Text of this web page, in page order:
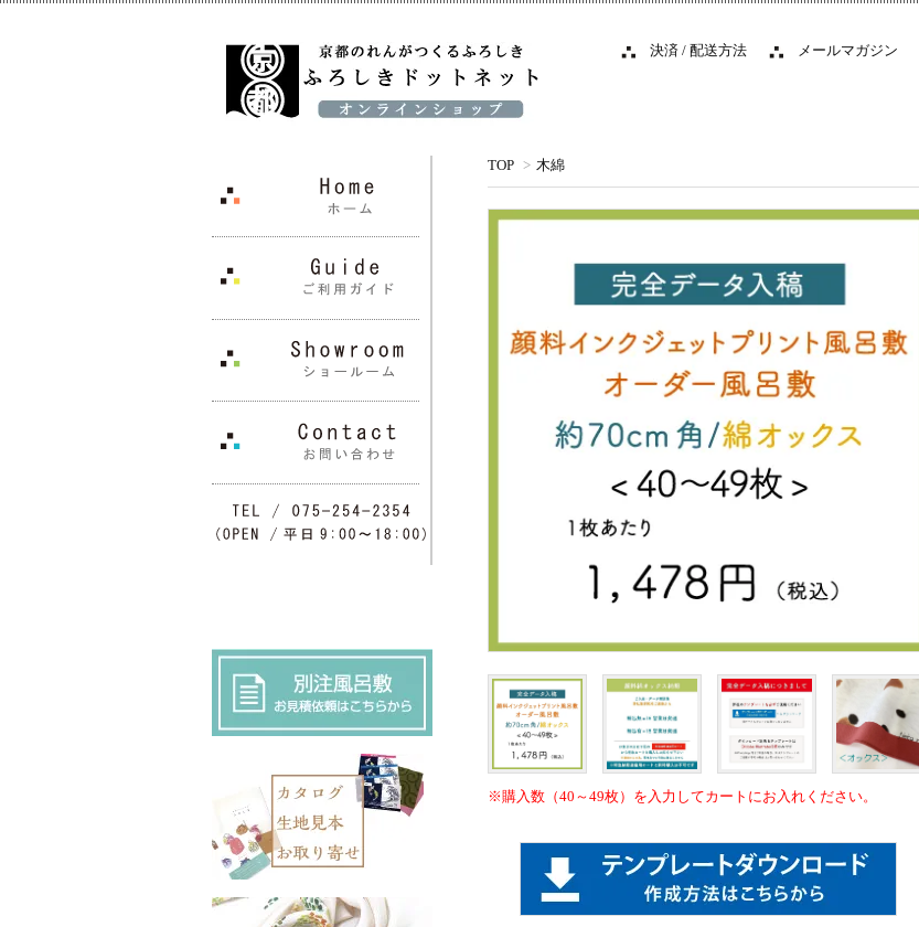
決済 / 配送方法 メールマガジン
TOP > 木綿
※購入数（40～49枚）を入力してカートにお入れください。